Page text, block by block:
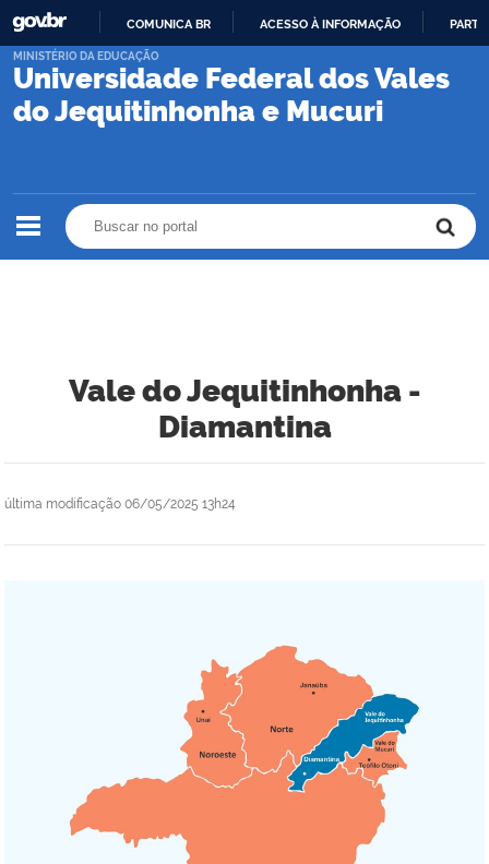
PARA
CONTEÚDO
COMUNICA BR ACESSO À INFORMAÇÃO
Universidade Federal dos Vales
do Jequitinhonha e Mucuri
MINISTÉRIO DA EDUCAÇÃO
Vale do Jequitinhonha -
Diamantina
última modificação 06/05/2025 13h24